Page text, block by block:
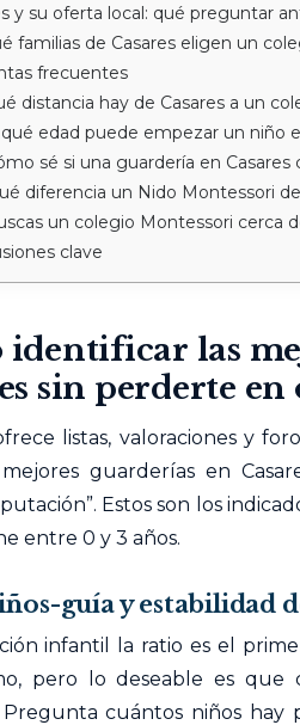
y su oferta local: qué preguntar
familias de Casares eligen un
frecuentes
distancia hay de Casares a un
qué edad puede empezar un niño
sé si una guardería en
diferencia un Nido Montessori
un colegio Montessori cerca
clave
identificar las
sin perderte
listas, valoraciones y
mejores guarderías en
Estos son los
entre 0 y 3 años.
guía y estabilidad
infantil la ratio es el
pero lo deseable es
cuántos niños hay